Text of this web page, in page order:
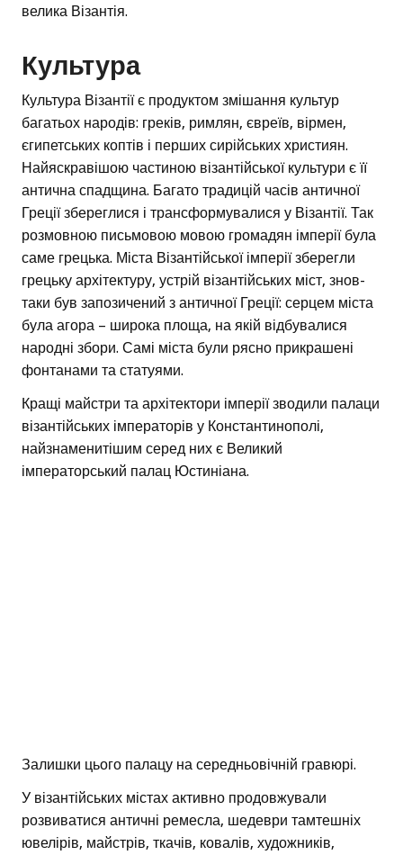
велика Візантія.
Культура
Культура Візантії є продуктом змішання культур
багатьох народів: греків, римлян, євреїв, вірмен,
єгипетських коптів і перших сирійських християн.
Найяскравішою частиною візантійської культури є її
антична спадщина. Багато традицій часів античної
Греції збереглися і трансформувалися у Візантії. Так
розмовною письмовою мовою громадян імперії була
саме грецька. Міста Візантійської імперії зберегли
грецьку архітектуру, устрій візантійських міст, знов-
таки був запозичений з античної Греції: серцем міста
була агора – широка площа, на якій відбувалися
народні збори. Самі міста були рясно прикрашені
фонтанами та статуями.
Кращі майстри та архітектори імперії зводили палаци
візантійських імператорів у Константинополі,
найзнаменитішим серед них є Великий
імператорський палац Юстиніана.
Залишки цього палацу на середньовічній гравюрі.
У візантійських містах активно продовжували
розвиватися античні ремесла, шедеври тамтешніх
ювелірів, майстрів, ткачів, ковалів, художників,